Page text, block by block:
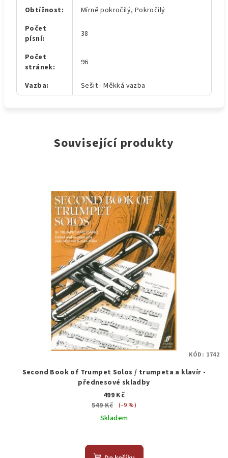
Obtížnost:
Mírně pokročilý, Pokročilý
Počet
písní: 38
Počet
stránek: 96
Vazba: Sešit - Měkká vazba
Související produkty
Second Book of Trumpet Solos / trumpeta a klavír -
přednesové skladby
499 Kč
549 Kč
(–9 %)
Skladem
KÓD: 1742